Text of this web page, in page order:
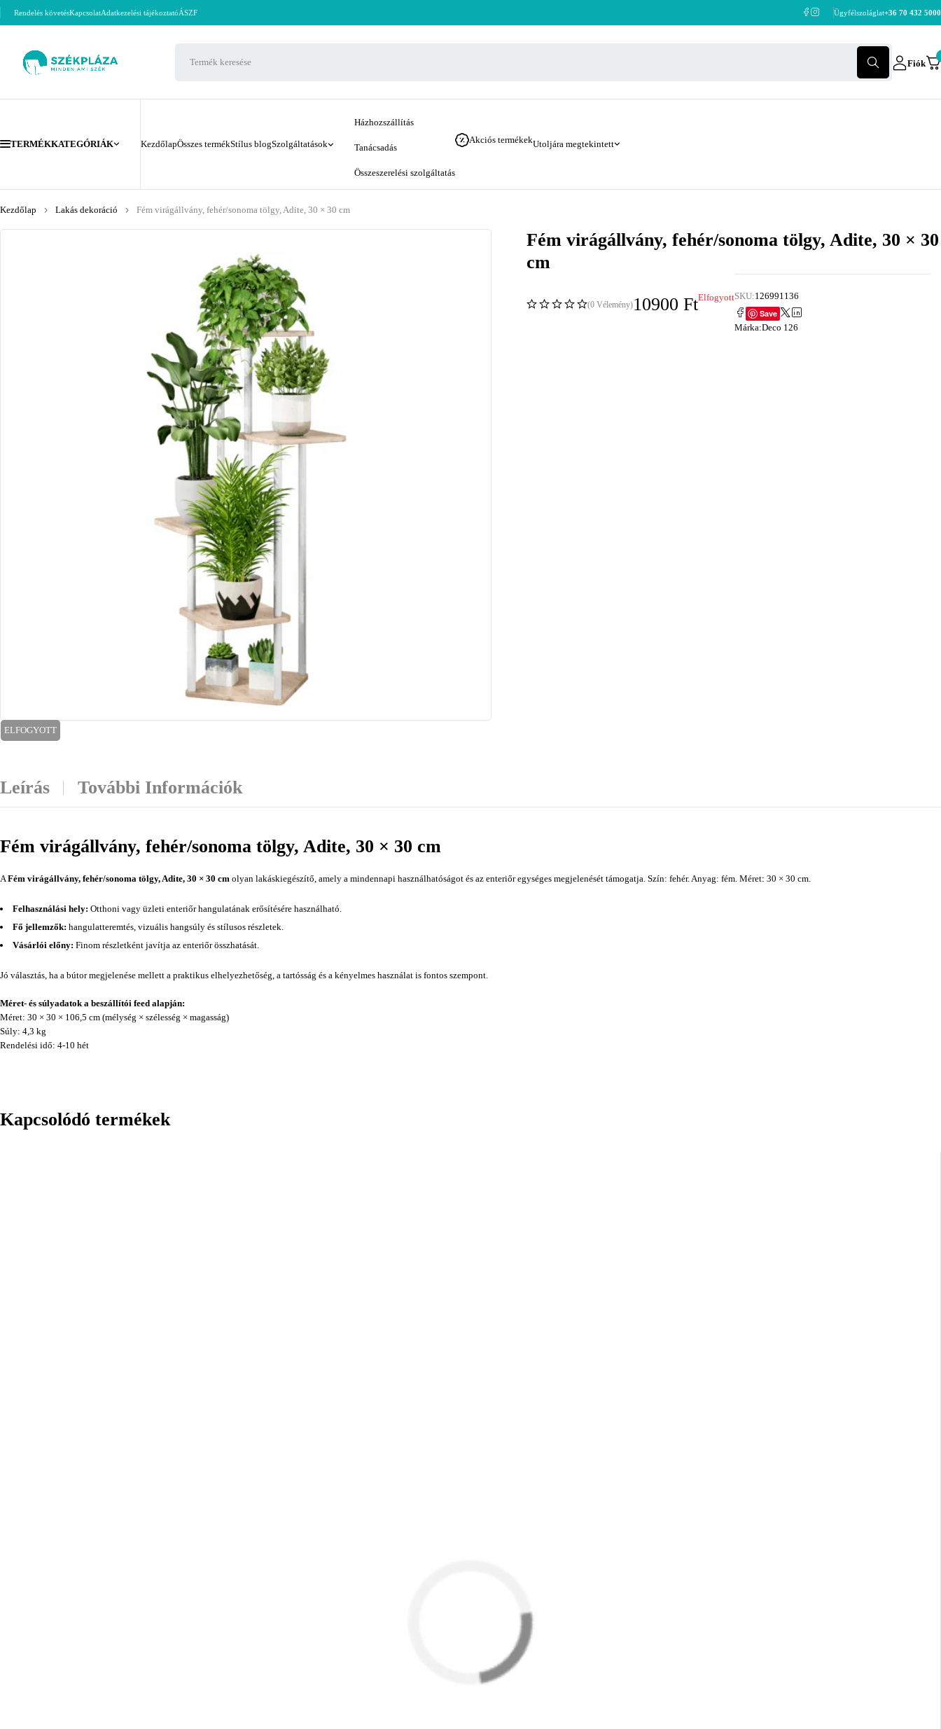
Rendelés követésKapcsolatAdatkezelési tájékoztatóÁSZF Ügyfélszoláglat+36 70 432 5000
Fiók
TERMÉKKATEGÓRIÁK KezdőlapÖsszes termékStílus blogSzolgáltatások
Házhozszállítás
Tanácsadás
Összeszerelési szolgáltatás
Akciós termékekUtoljára megtekintett
Kezdőlap Lakás dekoráció Fém virágállvány, fehér/sonoma tölgy, Adite, 30 × 30 cm
ELFOGYOTT
Fém virágállvány, fehér/sonoma tölgy, Adite, 30 × 30
cm
(0 Vélemény)10900 FtElfogyottSKU:126991136
Save
Márka:Deco 126
Leírás További Információk
Fém virágállvány, fehér/sonoma tölgy, Adite, 30 × 30 cm
AFém virágállvány, fehér/sonoma tölgy, Adite, 30 × 30 cm olyan lakáskiegészítő, amely a mindennapi használhatóságot és az enteriőr egységes megjelenését támogatja. Szín: fehér. Anyag: fém. Méret: 30 × 30 cm.
Felhasználási hely: Otthoni vagy üzleti enteriőr hangulatának erősítésére használható.
Fő jellemzők: hangulatteremtés, vizuális hangsúly és stílusos részletek.
Vásárlói előny: Finom részletként javítja az enteriőr összhatását.
Jó választás, ha a bútor megjelenése mellett a praktikus elhelyezhetőség, a tartósság és a kényelmes használat is fontos szempont.
Méret- és súlyadatok a beszállítói feed alapján:
Méret: 30 × 30 × 106,5 cm (mélység × szélesség × magasság)
Súly: 4,3 kg
Rendelési idő: 4-10 hét
Kapcsolódó termékek